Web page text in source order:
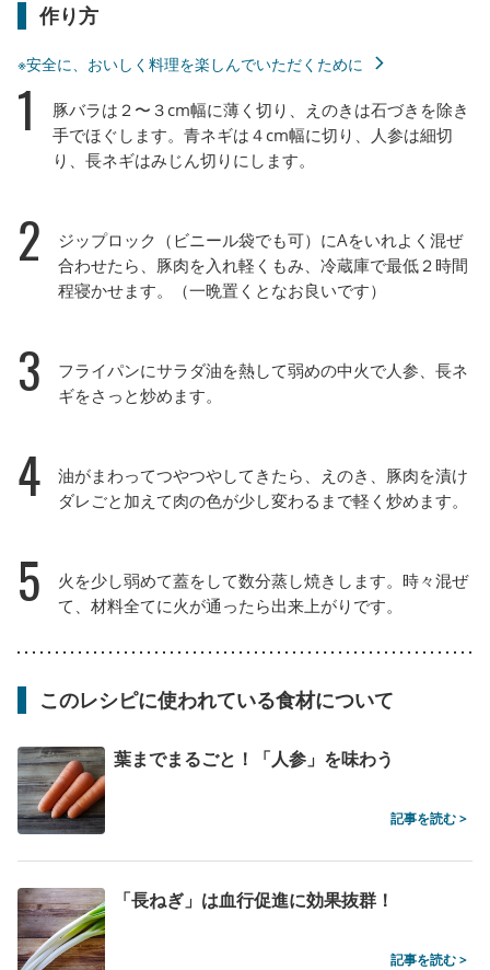
作り方
※安全に、おいしく料理を楽しんでいただくために
1
豚バラは２〜３cm幅に薄く切り、えのきは石づきを除き
手でほぐします。青ネギは４cm幅に切り、人参は細切
り、長ネギはみじん切りにします。
2
ジップロック（ビニール袋でも可）にAをいれよく混ぜ
合わせたら、豚肉を入れ軽くもみ、冷蔵庫で最低２時間
程寝かせます。（一晩置くとなお良いです）
3
フライパンにサラダ油を熱して弱めの中火で人参、長ネ
ギをさっと炒めます。
4
油がまわってつやつやしてきたら、えのき、豚肉を漬け
ダレごと加えて肉の色が少し変わるまで軽く炒めます。
5
火を少し弱めて蓋をして数分蒸し焼きします。時々混ぜ
て、材料全てに火が通ったら出来上がりです。
このレシピに使われている食材について
葉までまるごと！「人参」を味わう
記事を読む >
「長ねぎ」は血行促進に効果抜群！
記事を読む >